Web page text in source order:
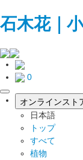
石木花｜
0
toggle
navigation
オンラインスト
日本語
トップ
すべて
植物